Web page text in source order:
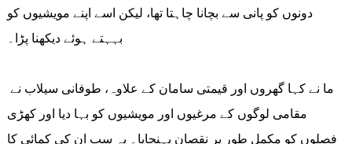
دونوں کو پانی سے بچانا چاہتا تھا، لیکن اسے اپنے مویشیوں کو
بہہتے ہوئے دیکھنا پڑا۔
مقامی لوگوں کے مرغیوں اور مویشیوں کو بہا دیا اور کھڑی
فصلوں کو مکمل طور پر نقصان پہنچایا۔ یہ سب ان کی کمائی کا